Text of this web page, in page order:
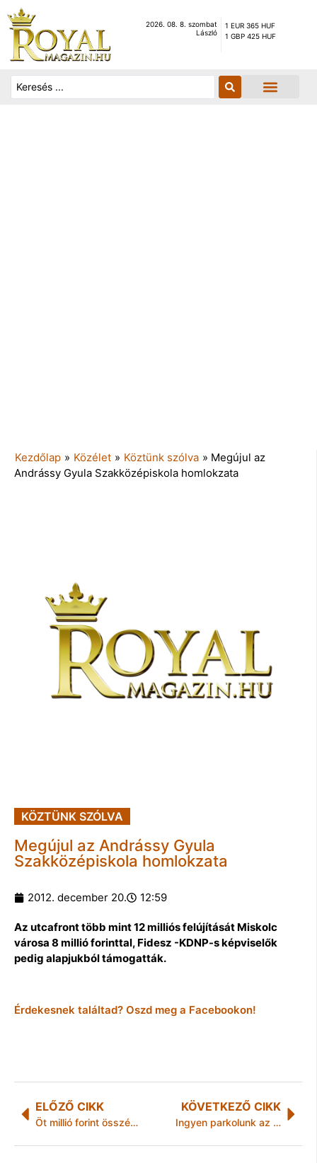
2026. 08. 8. szombat
László
1 EUR 365 HUF
1 GBP 425 HUF
Kezdőlap » Közélet » Köztünk szólva » Megújul az
Andrássy Gyula Szakközépiskola homlokzata
KÖZTÜNK SZÓLVA
Megújul az Andrássy Gyula
Szakközépiskola homlokzata
2012. december 20. 12:59
Az utcafront több mint 12 milliós felújítását Miskolc
városa 8 millió forinttal, Fidesz -KDNP-s képviselők
pedig alapjukból támogatták.
Érdekesnek találtad? Oszd meg a Facebookon!
ELŐZŐ CIKK
Öt millió forint összértékű adománnyal segíti MISKOLC gyermeksportját a Samsung
KÖVETKEZŐ CIKK
Ingyen parkolunk az ünnepek alatt Miskolcon